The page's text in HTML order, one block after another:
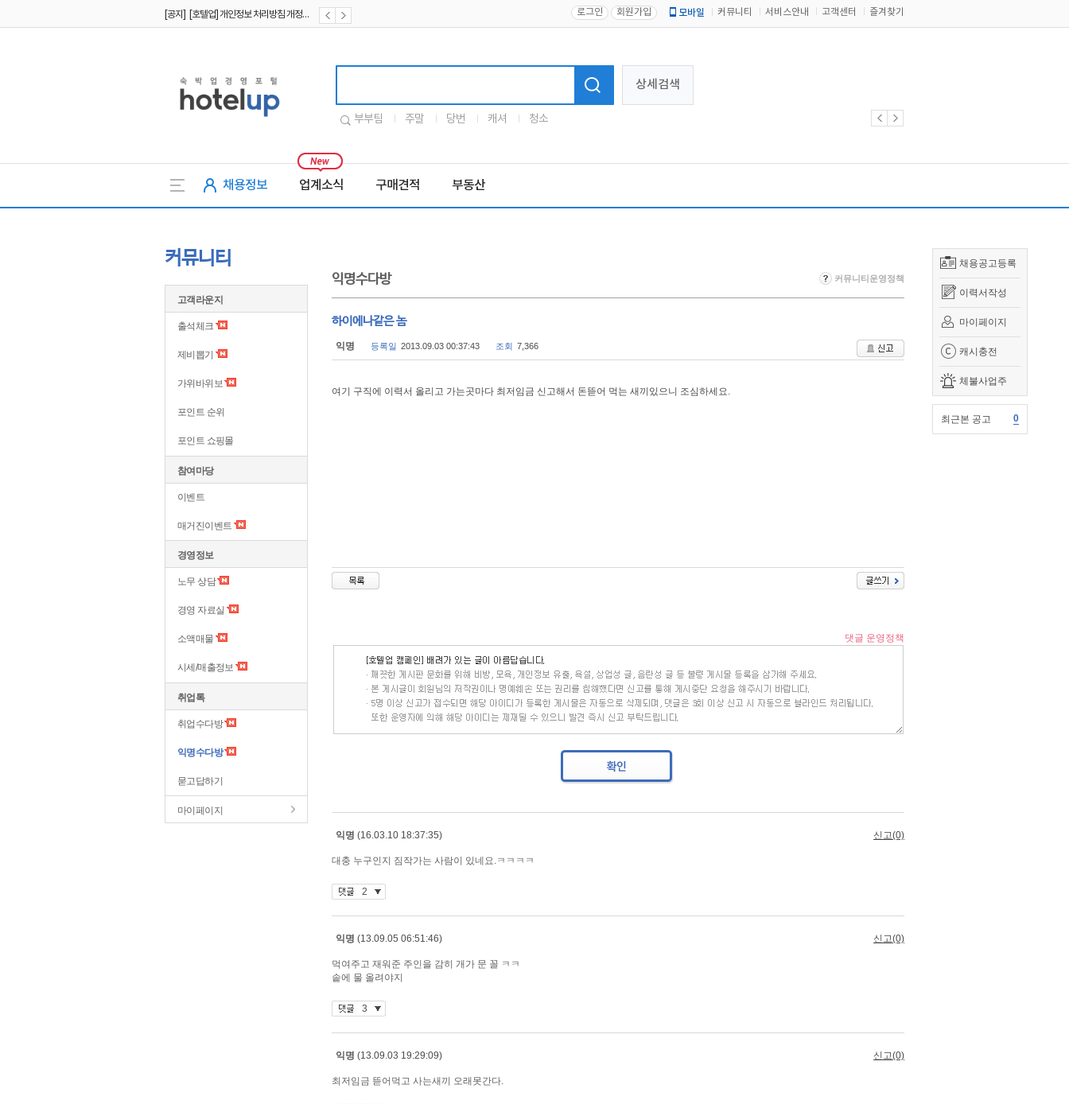
[공지] [호텔업] 개인정보 처리방침 개정본1 (19.09.02) 로그인 회원가입 모바일 커뮤니티 서비스안내 고객센터 즐겨찾기
상세검색
부부팀 주말 당번 캐셔 청소
채용정보 업계소식 구매견적 부동산
채용공고등록
이력서작성
마이페이지
캐시충전
체불사업주
최근본 공고 0
커뮤니티
고객라운지
출석체크
제비뽑기
가위바위보
포인트 순위
포인트 쇼핑몰
참여마당
이벤트
매거진이벤트
경영정보
노무 상담
경영 자료실
소액매물
시세/매출정보
취업톡
취업수다방
익명수다방
묻고답하기
마이페이지
익명수다방 커뮤니티운영정책
하이에나같은 놈
익명 등록일 2013.09.03 00:37:43 조회 7,366
여기 구직에 이력서 올리고 가는곳마다 최저임금 신고해서 돈뜯어 먹는 새끼있으니 조심하세요.